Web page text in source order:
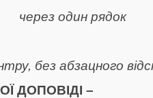
через один рядок
без абзацного
ДОПОВІДІ –